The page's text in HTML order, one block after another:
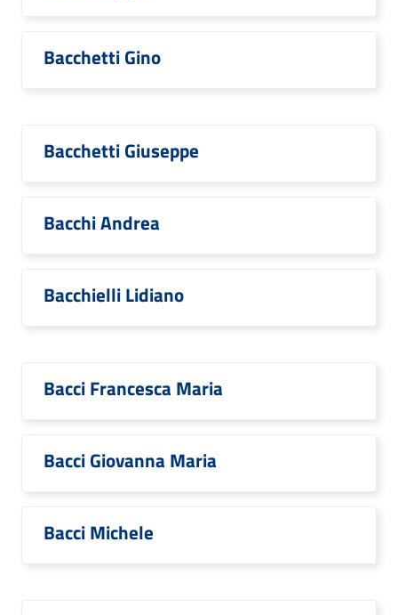
Bacchetti Gino
Bacchetti Giuseppe
Bacchi Andrea
Bacchielli Lidiano
Bacci Francesca Maria
Bacci Giovanna Maria
Bacci Michele